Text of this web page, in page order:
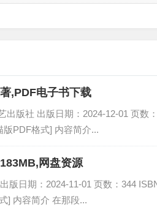
,PDF电子书下载
版社 出版日期：2024-12-01 页数
版PDF格式] 内容简介...
网盘资源
版日期：2024-11-01 页数：344
] 内容简介 在那段...